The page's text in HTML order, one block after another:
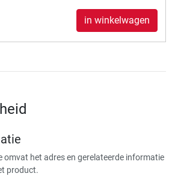
in winkelwagen
omvat het adres en gerelateerde informatie
product.